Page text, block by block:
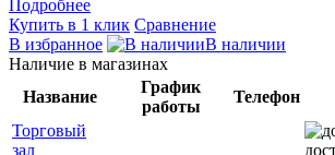
Подробнее
Купить в 1 клик Сравнение
В избранное
В наличии
Наличие в магазинах
Название
График
работы
Телефон
Торговый
зал